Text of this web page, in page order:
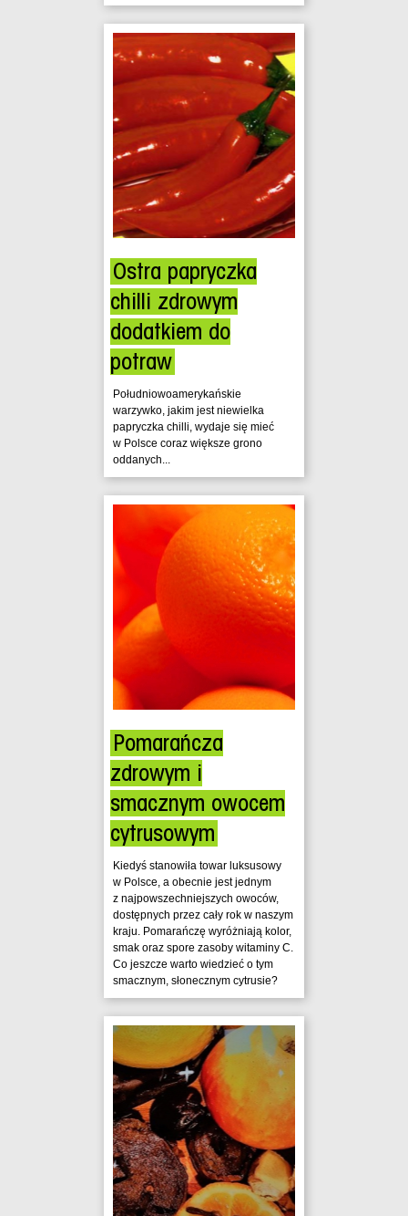
Ostra papryczka
chilli zdrowym
dodatkiem do
potraw
Południowoamerykańskie
warzywko, jakim jest niewielka
papryczka chilli, wydaje się mieć
w Polsce coraz większe grono
oddanych...
Pomarańcza
zdrowym i
smacznym owocem
cytrusowym
Kiedyś stanowiła towar luksusowy
w Polsce, a obecnie jest jednym
z najpowszechniejszych owoców,
dostępnych przez cały rok w naszym
kraju. Pomarańczę wyróżniają kolor,
smak oraz spore zasoby witaminy C.
Co jeszcze warto wiedzieć o tym
smacznym, słonecznym cytrusie?